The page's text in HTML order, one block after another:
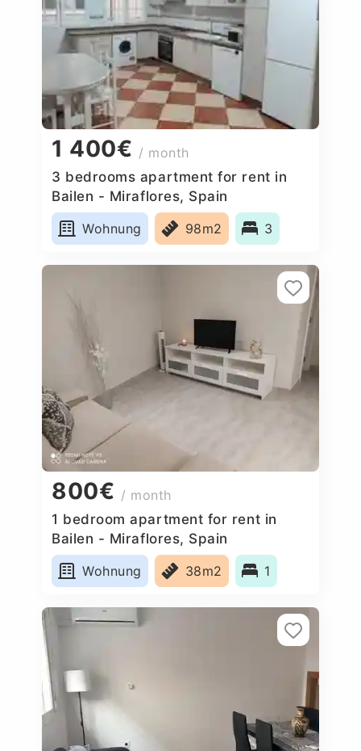
1 400€ / month
3 bedrooms apartment for rent in
Bailen - Miraflores, Spain
Wohnung
98m2 3
800€ / month
1 bedroom apartment for rent in
Bailen - Miraflores, Spain
Wohnung
38m2 1